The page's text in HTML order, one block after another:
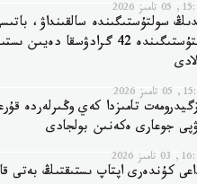
2026
سولتۇستىگىندە سالقىنداۋ،
وڭتۇستىگىندە 42 گرادۋسقا دەيىن
2026
تامىزدا كەي وڭىرلەردە
جوعارى ەكەنىن بولجادى
2026
كۇندەرى اپتاپ ىستىقتىڭ بەتى